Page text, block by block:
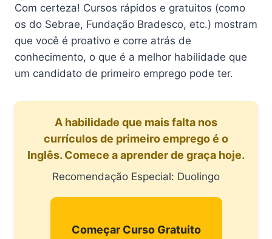
Com certeza! Cursos rápidos e gratuitos (como
os do Sebrae, Fundação Bradesco, etc.) mostram
que você é proativo e corre atrás de
conhecimento, o que é a melhor habilidade que
um candidato de primeiro emprego pode ter.
A habilidade que mais falta nos
currículos de primeiro emprego é o
Inglês. Comece a aprender de graça hoje.
Recomendação Especial: Duolingo
Começar Curso Gratuito